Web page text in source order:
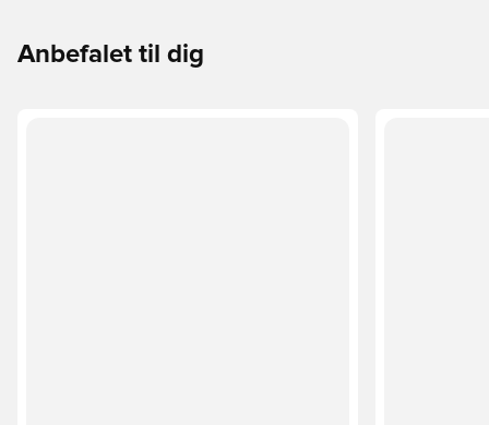
Anbefalet til dig